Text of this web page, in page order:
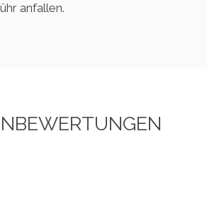
anfallen.